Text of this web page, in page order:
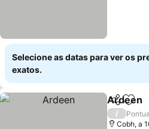
Selecione as datas para ver os
exatos.
Partilhar
Ardeen
/
Cobh, a